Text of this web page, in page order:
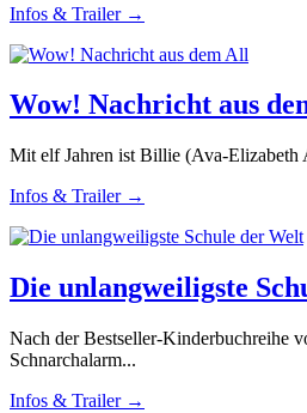
Infos & Trailer →
Wow! Nachricht aus
Mit elf Jahren ist Billie (Ava-Elizabeth
Infos & Trailer →
Die unlangweiligste
Nach der Bestseller-Kinderbuchreihe
Schnarchalarm...
Infos & Trailer →